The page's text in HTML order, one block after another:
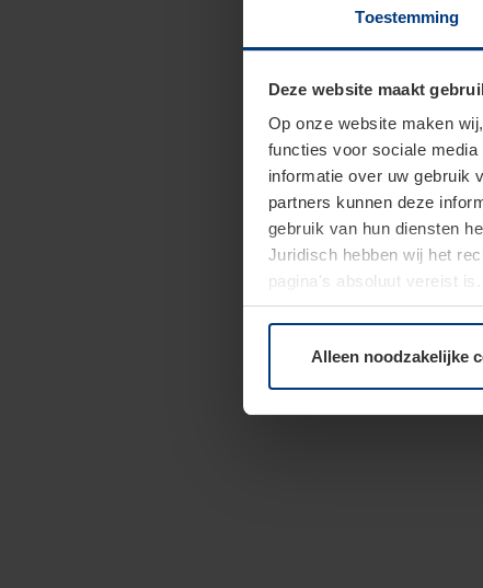
Toestemming
Deze website maakt
Op onze website maken wij,
functies voor sociale
informatie over uw gebruik
partners kunnen deze
gebruik van hun diensten
Juridisch hebben wij het
pagina's absoluut vereist
moment bij de uitleg van
Alleen noodzakelijke